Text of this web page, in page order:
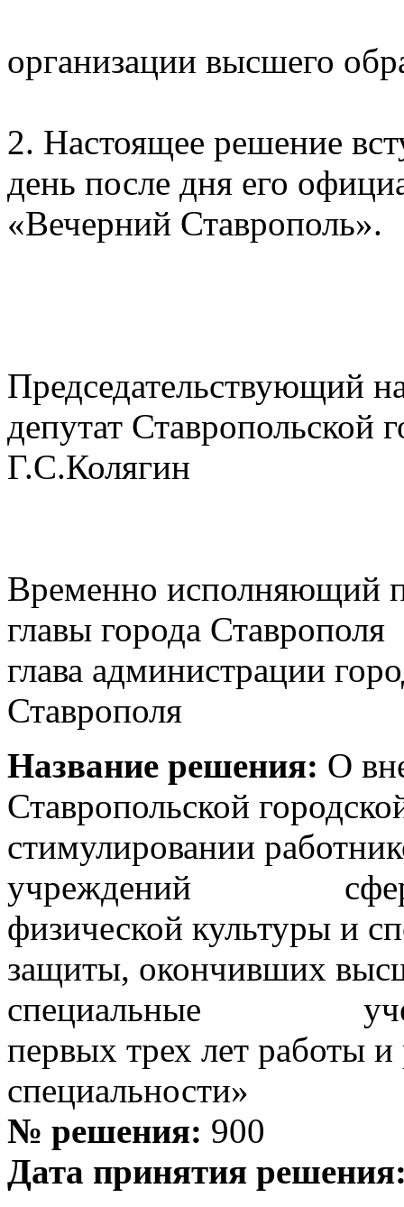
организации высшего
2. Настоящее решение
день после дня его
«Вечерний Ставрополь».
Председательствующий
депутат
Г.С.Колягин
Временно исполняющий
главы города Ставрополя
глава администрации
Ставрополя
Название решения: О
Ставропольской
стимулировании
учреждений сферы
физической
защиты, окончивших
специальные
первых трех лет
специальности»
№ решения: 900
Дата принятия